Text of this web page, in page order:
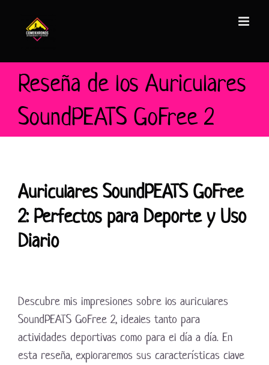
contenido
Reseña de los Auriculares
SoundPEATS GoFree 2
Auriculares SoundPEATS GoFree
2: Perfectos para Deporte y Uso
Diario
Descubre mis impresiones sobre los auriculares
SoundPEATS GoFree 2, ideales tanto para
actividades deportivas como para el día a día. En
esta reseña, exploraremos sus características clave